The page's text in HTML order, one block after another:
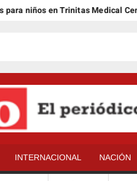
niños en Trinitas Medical
INTERNACIONAL NACIÓN